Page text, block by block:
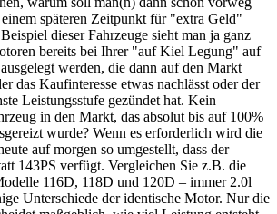
späteren Zeitpunkt für "extra Geld"
dieser Fahrzeuge sieht man ja ganz
bereits bei Ihrer "auf Kiel Legung" auf
werden, die dann auf den Markt
das Kaufinteresse etwas nachlässt oder der
Leistungsstufe gezündet hat. Kein
in den Markt, das absolut bis auf 100%
wurde? Wenn es erforderlich wird die
auf morgen so umgestellt, dass der
143PS verfügt. Vergleichen Sie z.B. die
116D, 118D und 120D – immer 2.0l
Unterschiede der identische Motor. Nur die